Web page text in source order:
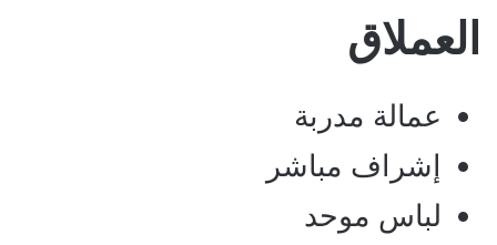
العملاق
عمالة مدربة
إشراف مباشر
لباس موحد